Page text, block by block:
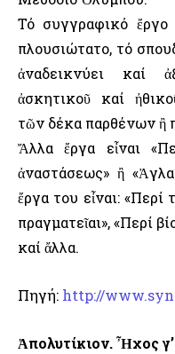
Τό συγγραφικό ἔργο
πλουσιώτατο, τό
ἀναδεικνύει καί
ἀσκητικοῦ καί
τῶν δέκα παρθένων ἢ
Ἄλλα ἔργα εἶναι
ἀναστάσεως» ἢ
ἔργα του εἶναι:
πραγματεῖαι», «Περί
καί ἄλλα.
Πηγή: http://
Ἀπολυτίκιον. Ἦχος